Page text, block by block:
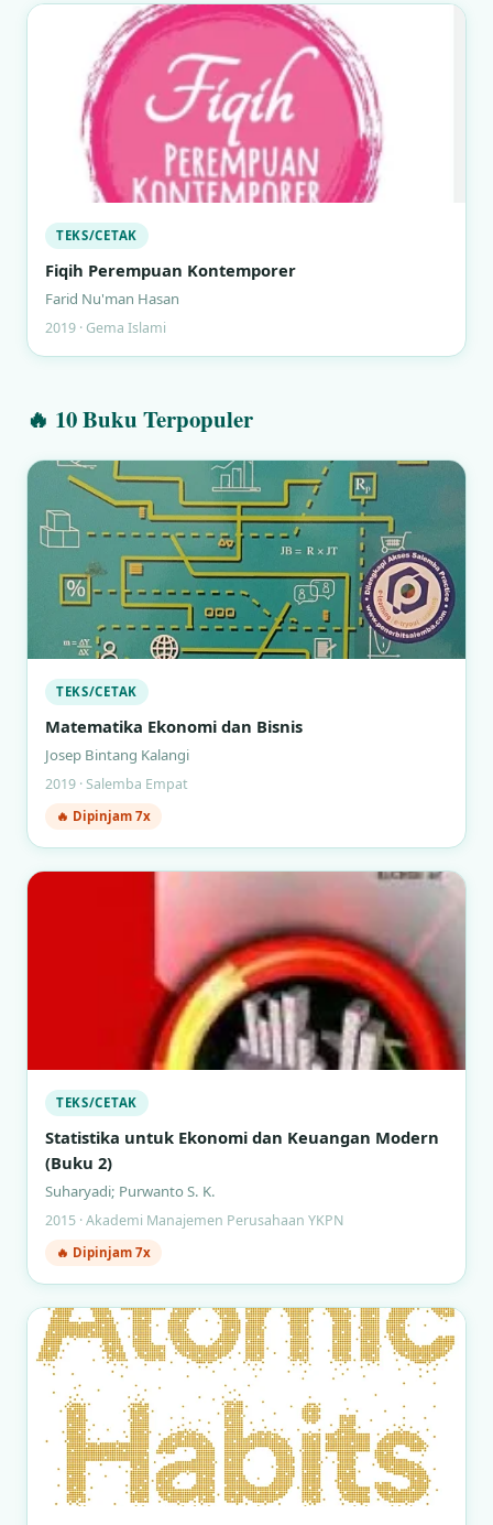
TEKS/CETAK
Fiqih Perempuan Kontemporer
Farid Nu'man Hasan
2019 · Gema Islami
🔥 10 Buku Terpopuler
TEKS/CETAK
Matematika Ekonomi dan Bisnis
Josep Bintang Kalangi
2019 · Salemba Empat
🔥 Dipinjam 7x
TEKS/CETAK
Statistika untuk Ekonomi dan Keuangan Modern
(Buku 2)
Suharyadi; Purwanto S. K.
2015 · Akademi Manajemen Perusahaan YKPN
🔥 Dipinjam 7x